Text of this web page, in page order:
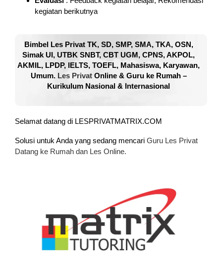
kegiatan berikutnya
Bimbel Les Privat TK, SD, SMP, SMA, TKA, OSN,
Simak UI, UTBK SNBT, CBT UGM, CPNS, AKPOL,
AKMIL, LPDP, IELTS, TOEFL, Mahasiswa, Karyawan,
Umum. Les PrivatOnline & Guru ke Rumah –
Kurikulum Nasional & Internasional
Selamat datang di LESPRIVATMATRIX.COM
Solusi untuk Anda yang sedang mencari Guru Les Privat
Datang ke Rumah dan Les Online.